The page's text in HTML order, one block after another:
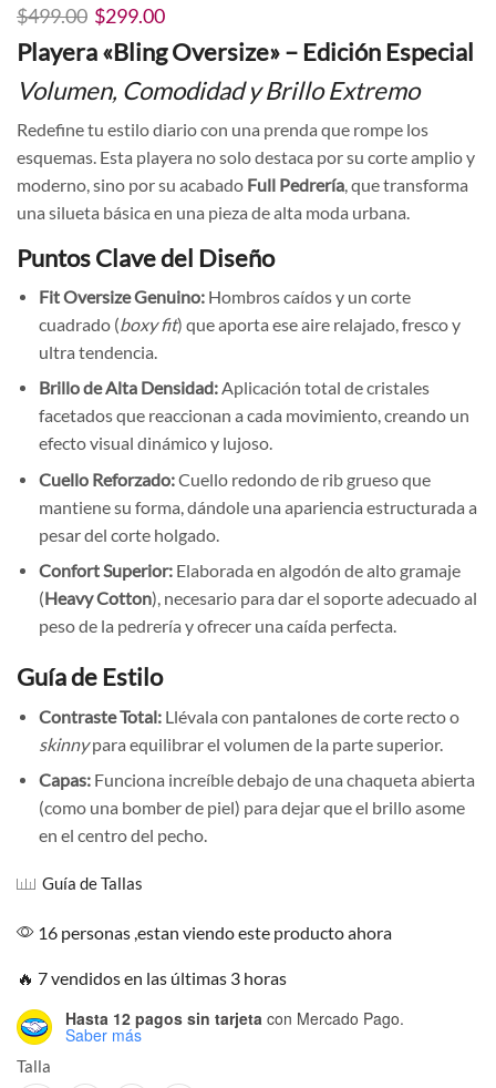
$499.00 El
precio
original
era:
$499.00.
$299.00El
precio
actual
es:
$299.00.
Playera «Bling Oversize» – Edición Especial
Volumen, Comodidad y Brillo Extremo
Redefine tu estilo diario con una prenda que rompe los
esquemas. Esta playera no solo destaca por su corte amplio y
moderno, sino por su acabado Full Pedrería, que transforma
una silueta básica en una pieza de alta moda urbana.
Puntos Clave del Diseño
Fit Oversize Genuino: Hombros caídos y un corte
cuadrado (boxy fit) que aporta ese aire relajado, fresco y
ultra tendencia.
Brillo de Alta Densidad:Aplicación total de cristales
facetados que reaccionan a cada movimiento, creando un
efecto visual dinámico y lujoso.
Cuello Reforzado:Cuello redondo de rib grueso que
mantiene su forma, dándole una apariencia estructurada a
pesar del corte holgado.
Confort Superior: Elaborada en algodón de alto gramaje
(Heavy Cotton), necesario para dar el soporte adecuado al
peso de la pedrería y ofrecer una caída perfecta.
Guía de Estilo
Contraste Total: Llévala con pantalones de corte recto o
skinnypara equilibrar el volumen de la parte superior.
Capas: Funciona increíble debajo de una chaqueta abierta
(como una bomber de piel) para dejar que el brillo asome
en el centro del pecho.
Guía de Tallas
16 personas ,estan viendo este producto ahora
🔥 7 vendidos en las últimas 3 horas
Hasta 12 pagos sin tarjeta con Mercado Pago.
Saber más
Talla